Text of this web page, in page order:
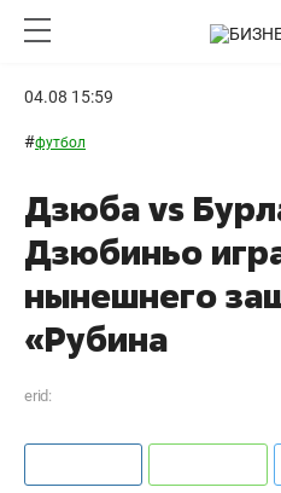
04.08 15:59
#футбол
Дзюба vs
Дзюбиньо
нынешнего
«Рубина
erid: